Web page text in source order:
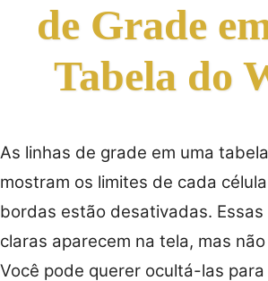
de Grade
Tabela do
As linhas de grade em uma
mostram os limites de cada
bordas estão desativadas. Essas
claras aparecem na tela, mas
Você pode querer ocultá-las para